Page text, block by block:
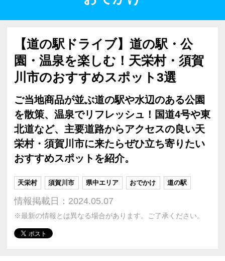
【道の駅ドライブ】道の駅・公
園・温泉を楽しむ！天栄村・須賀
川市のおすすめスポット3選
ご当地商品が並ぶ道の駅や水辺のある公園
を散策、温泉でリフレッシュ！国道4号や東
北道など、主要道路からアクセスの良い天
栄村・須賀川市に来たらぜひ立ち寄りたい
おすすめスポットを紹介。
天栄村 須賀川市 県中エリア おでかけ 道の駅
情報掲載日：2024.05.07
※最新の情報とは異なる場合があります。ご了承ください。